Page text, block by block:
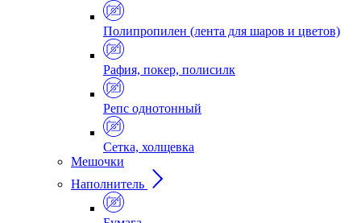
Полипропилен (лента для шаров и цветов)
Рафия, покер, полисилк
Репс однотонный
Сетка, холщевка
Мешочки
Наполнитель